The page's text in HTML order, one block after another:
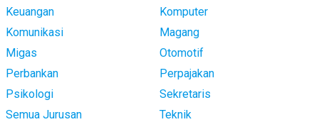
Keuangan
Komputer
Komunikasi
Magang
Migas
Otomotif
Perbankan
Perpajakan
Psikologi
Sekretaris
Semua Jurusan
Teknik